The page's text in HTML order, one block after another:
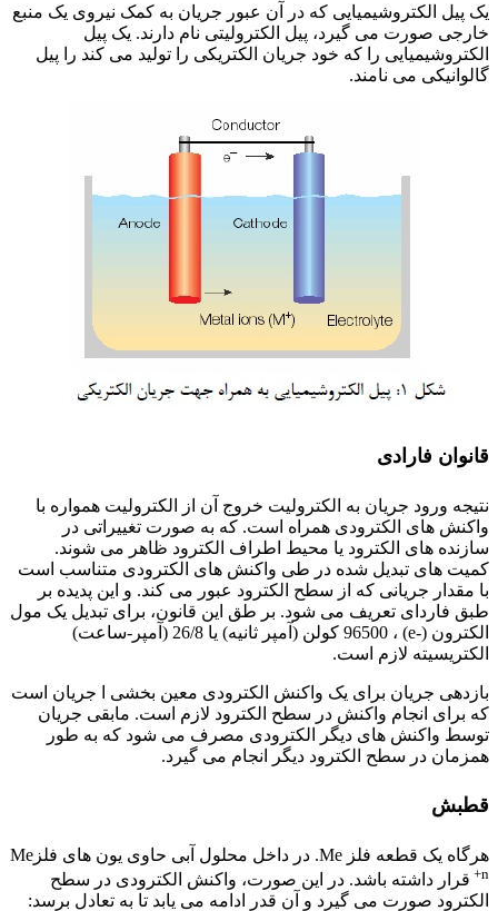
یک پیل الکتروشیمیایی که در آن عبور جریان به کمک نیروی یک منبع
خارجی صورت می گیرد، پیل الکترولیتی نام دارند. یک پیل
الکتروشیمیایی را که خود جریان الکتریکی را تولید می کند را پیل
گالوانیکی می نامند.
قانوان فارادی
نتیجه ورود جریان به الکترولیت خروج آن از الکترولیت همواره با
واکنش های الکترودی همراه است. که به صورت تغییراتی در
سازنده های الکترود یا محیط اطراف الکترود ظاهر می شوند.
کمیت های تبدیل شده در طی واکنش های الکترودی متناسب است
با مقدار جریانی که از سطح الکترود عبور می کند. و این پدیده بر
طبق فاردای تعریف می شود. بر طق این قانون، برای تبدیل یک مول
الکترون (-e) ، 96500 کولن (آمپر ثانیه) یا 26/8 (آمپر-ساعت)
الکتریسیته لازم است.
بازدهی جریان برای یک واکنش الکترودی معین بخشی ا جریان است
که برای انجام واکنش در سطح الکترود لازم است. مابقی جریان
توسط واکنش های دیگر الکترودی مصرف می شود که به طور
همزمان در سطح الکترود دیگر انجام می گیرد.
قطبش
هرگاه یک قطعه فلز Me. در داخل محلول آبی حاوی یون های فلزMe
+n قرار داشته باشد. در این صورت، واکنش الکترودی در سطح
الکترود صورت می گیرد و آن قدر ادامه می یابد تا به تعادل برسد: